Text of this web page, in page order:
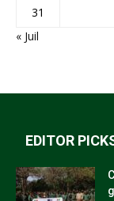
31
« Juil
EDITOR